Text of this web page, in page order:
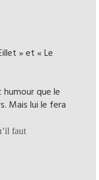
» et « Le
humour que le
Mais lui le fera
faut